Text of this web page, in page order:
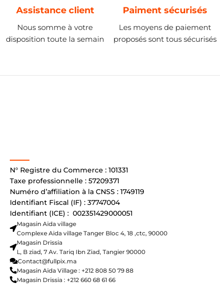
Assistance client
Nous somme à votre
disposition toute la semain
Paiment sécurisés
Les moyens de paiement
proposés sont tous sécurisés
N° Registre du Commerce : 101331
Taxe professionnelle : 57209371
Numéro d’affiliation à la CNSS : 1749119
Identifiant Fiscal (IF) : 37747004
Identifiant (ICE) : 002351429000051
Magasin Aida village
Complexe Aida village Tanger Bloc 4, 18 ,ctc, 90000
Magasin Drissia
L, B ziad, 7 Av. Tariq Ibn Ziad, Tangier 90000
Contact@fullpix.ma
Magasin Aida Village : +212 808 50 79 88
Magasin Drissia : +212 660 68 61 66